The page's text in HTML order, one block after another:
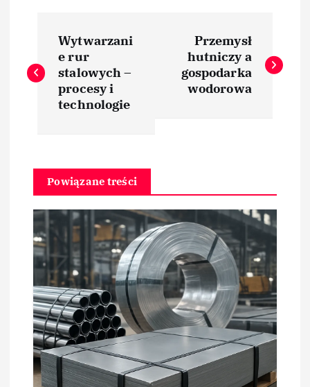
a
g
a
c
a
w
p
Wytwarzani
e rur
stalowych –
procesy i
technologie
Przemysł
hutniczy a
gospodarka
wodorowa
Powiązane treści